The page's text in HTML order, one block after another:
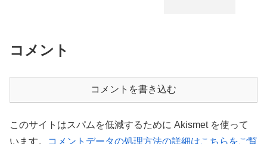
コメント
コメントを書き込む
このサイトはスパムを低減するために Akismet を使って
います。
コメントデータの処理方法の詳細はこちらをご覧